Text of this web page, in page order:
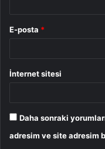
E-posta *
İnternet sitesi
Daha sonraki
adresim ve site adresim